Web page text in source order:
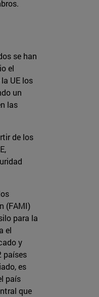
se han
el
UE los
un
las
de los
(FAMI)
para la
el
y
países
es
país
que